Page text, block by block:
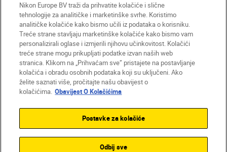
HR Nikon Sites
Obratite nam se
Obavijest o zaštiti privatnosti
Uvjeti upotrebe
Obavijest o kolačićima
Postavke kolačića
© 2026 Nikon
Back to top
Nikon Europe BV traži da prihvatite kolačiće i slične
tehnologije za analitičke i marketinške svrhe. Koristimo
analitičke kolačiće kako bismo učili iz podataka o korisniku.
Treće strane stavljaju marketinške kolačiće kako bismo vam
personalizirali oglase i izmjerili njihovu učinkovitost. Kolačići
treće strane mogu prikupljati podatke izvan naših web
stranica. Klikom na „Prihvaćam sve” pristajete na postavljanje
kolačića i obradu osobnih podataka koji su uključeni. Ako
želite saznati više, pročitajte našu obavijest o
kolačićima. Obavijest O Kolačićima
Postavke za kolačiće
Odbij sve